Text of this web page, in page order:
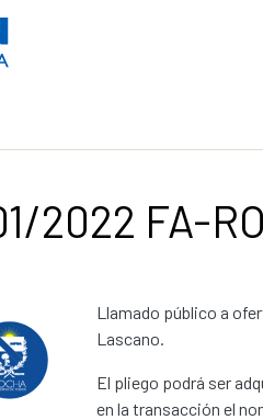
2022 FA-
Llamado público a
Lascano.
El pliego podrá ser
en la transacción el